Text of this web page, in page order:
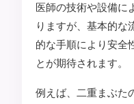
医師の技術や設備に
りますが、基本的な
的な手順により安全
とが期待されます。
例えば、二重まぶた